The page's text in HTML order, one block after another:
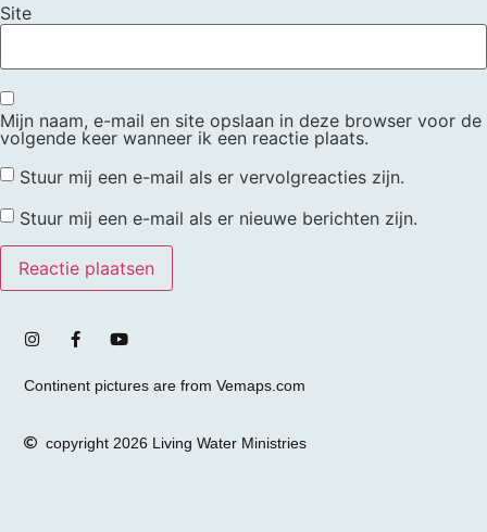
Site
Mijn naam, e-mail en site opslaan in deze browser voor de
volgende keer wanneer ik een reactie plaats.
Stuur mij een e-mail als er vervolgreacties zijn.
Stuur mij een e-mail als er nieuwe berichten zijn.
Continent pictures are from Vemaps.com
copyright 2026 Living Water Ministries